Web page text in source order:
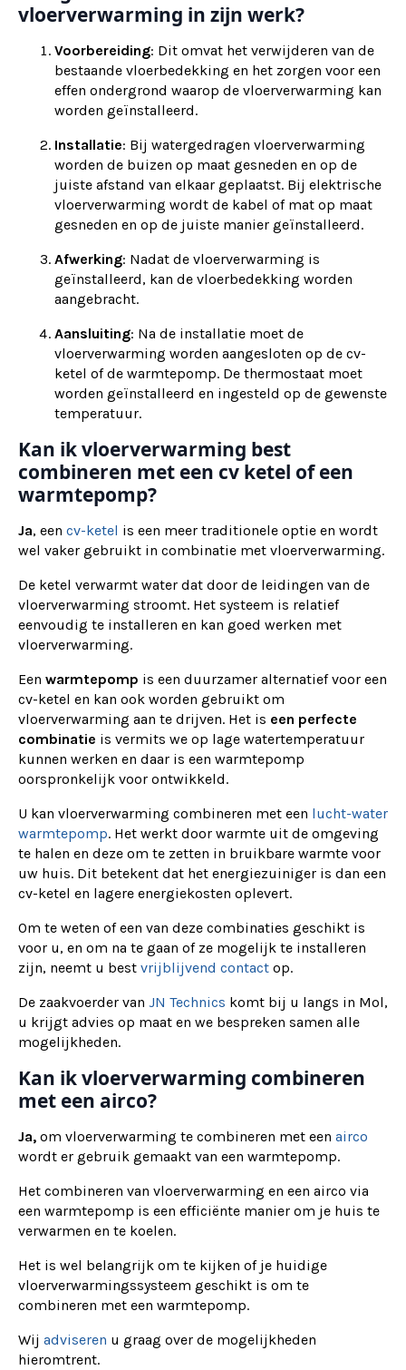
vloerverwarming in zijn werk?
Voorbereiding: Dit omvat het verwijderen van de
bestaande vloerbedekking en het zorgen voor een
effen ondergrond waarop de vloerverwarming kan
worden geïnstalleerd.
Installatie: Bij watergedragen vloerverwarming
worden de buizen op maat gesneden en op de
juiste afstand van elkaar geplaatst. Bij elektrische
vloerverwarming wordt de kabel of mat op maat
gesneden en op de juiste manier geïnstalleerd.
Afwerking: Nadat de vloerverwarming is
geïnstalleerd, kan de vloerbedekking worden
aangebracht.
Aansluiting: Na de installatie moet de
vloerverwarming worden aangesloten op de cv-
ketel of de warmtepomp. De thermostaat moet
worden geïnstalleerd en ingesteld op de gewenste
temperatuur.
Kan ik vloerverwarming best
combineren met een cv ketel of een
warmtepomp?
Ja, een cv-ketel is een meer traditionele optie en wordt
wel vaker gebruikt in combinatie met vloerverwarming.
De ketel verwarmt water dat door de leidingen van de
vloerverwarming stroomt. Het systeem is relatief
eenvoudig te installeren en kan goed werken met
vloerverwarming.
Een warmtepomp is een duurzamer alternatief voor een
cv-ketel en kan ook worden gebruikt om
vloerverwarming aan te drijven. Het is een perfecte
combinatie is vermits we op lage watertemperatuur
kunnen werken en daar is een warmtepomp
oorspronkelijk voor ontwikkeld.
U kan vloerverwarming combineren met een lucht-water
warmtepomp. Het werkt door warmte uit de omgeving
te halen en deze om te zetten in bruikbare warmte voor
uw huis. Dit betekent dat het energiezuiniger is dan een
cv-ketel en lagere energiekosten oplevert.
Om te weten of een van deze combinaties geschikt is
voor u, en om na te gaan of ze mogelijk te installeren
zijn, neemt u best vrijblijvend contact op.
De zaakvoerder van JN Technics komt bij u langs in Mol,
u krijgt advies op maat en we bespreken samen alle
mogelijkheden.
Kan ik vloerverwarming combineren
met een airco?
Ja, om vloerverwarming te combineren met een airco
wordt er gebruik gemaakt van een warmtepomp.
Het combineren van vloerverwarming en een airco via
een warmtepomp is een efficiënte manier om je huis te
verwarmen en te koelen.
Het is wel belangrijk om te kijken of je huidige
vloerverwarmingssysteem geschikt is om te
combineren met een warmtepomp.
Wij adviseren u graag over de mogelijkheden
hieromtrent.